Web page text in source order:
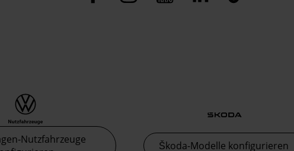
Nutzfahrzeuge
Škoda-Modelle konfigurieren